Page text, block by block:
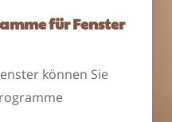
für Fenster
können Sie